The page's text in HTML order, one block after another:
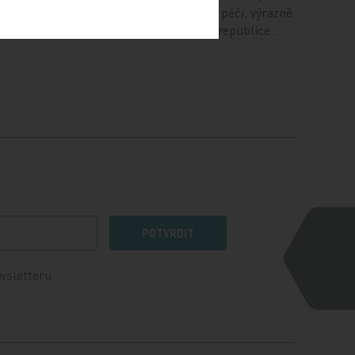
ošetřovatelskou i sociální péči, výrazně
poroste. Už dnes v České republice…
POTVRDIT